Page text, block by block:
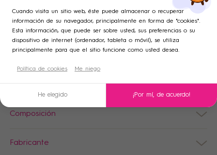
Condiciones de uso
Composición
Fabricante
Añadir a la lista de deseos ×
add_circle_outline Crear una nueva lista
Nombre de la lista de deseos
Cancelar Crear lista de deseos
Debe iniciar sesión para guardar productos en su lista de
deseos.
Cancelar Iniciar sesión
Cuando visita un sitio web, éste puede almacenar o recuperar
información de su navegador, principalmente en forma de "cookies".
Esta información, que puede ser sobre usted, sus preferencias o su
dispositivo de internet (ordenador, tableta o móvil), se utiliza
principalmente para que el sitio funcione como usted desea.
Política de cookies Me niego
He elegido ¡Por mí, de acuerdo!